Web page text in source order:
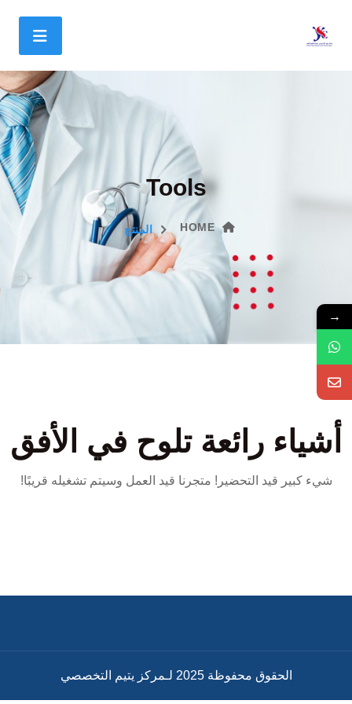
Tools
HOME المنتج
أشياء رائعة تلوح في الأفق
شيء كبير قيد التحضير! متجرنا قيد العمل وسيتم تشغيله قريبًا!
الحقوق محفوظة 2025 لـمركز يتيم التخصصي
→